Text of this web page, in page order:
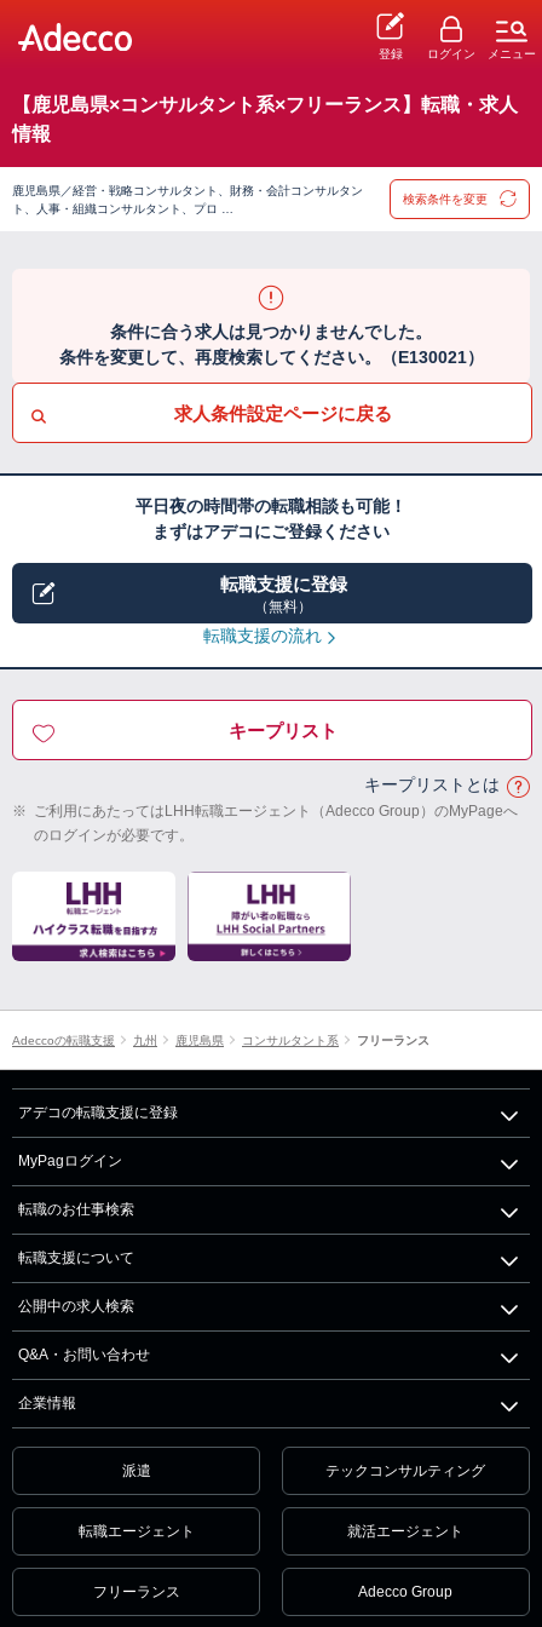
登録 ログイン メニュー
【鹿児島県×コンサルタント系×フリーランス】転職・求人
情報
鹿児島県／経営・戦略コンサルタント、財務・会計コンサルタン
ト、人事・組織コンサルタント、プロ …
検索条件を変更
条件に合う求人は見つかりませんでした。
条件を変更して、再度検索してください。（E130021）
求人条件設定ページに戻る
平日夜の時間帯の転職相談も可能！
まずはアデコにご登録ください
転職支援に登録
（無料）
転職支援の流れ
キープリスト
キープリストとは
※ ご利用にあたってはLHH転職エージェント（Adecco Group）のMyPageへ
のログインが必要です。
Adeccoの転職支援 九州 鹿児島県 コンサルタント系 フリーランス
アデコの転職支援に登録
MyPagログイン
転職のお仕事検索
転職支援について
公開中の求人検索
Q&A・お問い合わせ
企業情報
派遣 テックコンサルティング
転職エージェント 就活エージェント
フリーランス Adecco Group